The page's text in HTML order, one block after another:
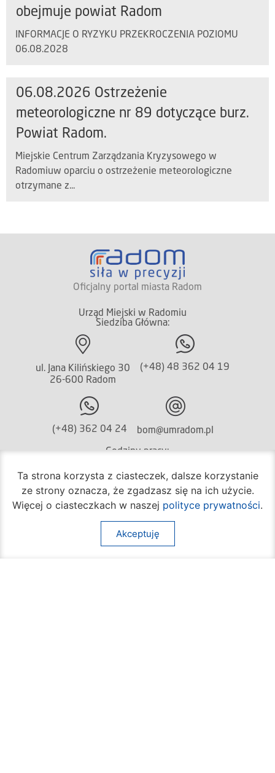
obejmuje powiat Radom
INFORMACJE O RYZYKU PRZEKROCZENIA POZIOMU
06.08.2028
06.08.2026 Ostrzeżenie
meteorologiczne nr 89 dotyczące burz.
Powiat Radom.
Miejskie Centrum Zarządzania Kryzysowego w
Radomiuw oparciu o ostrzeżenie meteorologiczne
otrzymane z...
Oficjalny portal miasta Radom
Urząd Miejski w Radomiu
Siedziba Główna:
ul. Jana Kilińskiego 30
26-600 Radom
(+48) 48 362 04 19
(+48) 362 04 24 bom@umradom.pl
Godziny pracy:
Biuro Obsługi Mieszkańca
poniedziałek – piątek
godz.7:30 – 16:30
poniedziałek – piątek
Ta strona korzysta z ciasteczek, dalsze korzystanie
ze strony oznacza, że zgadzasz się na ich użycie.
Więcej o ciasteczkach w naszej polityce prywatności.
Akceptuję